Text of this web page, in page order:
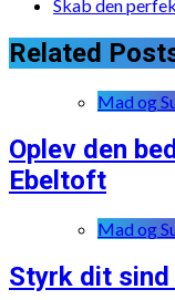
Skab den
Related
Mad og
Oplev den
Ebeltoft
Mad og
Styrk dit sind